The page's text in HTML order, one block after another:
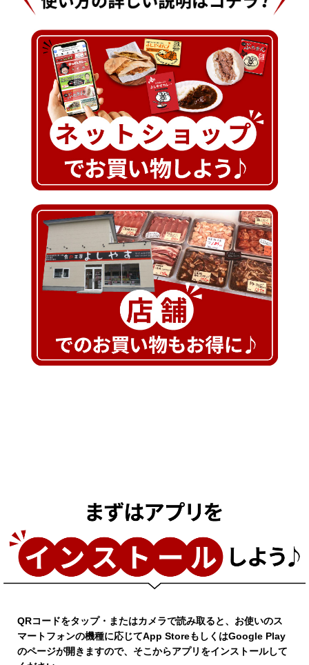
QRコードをタップ・またはカメラで読み取ると、お使いのス
マートフォンの機種に応じてApp StoreもしくはGoogle Play
のページが開きますので、そこからアプリをインストールして